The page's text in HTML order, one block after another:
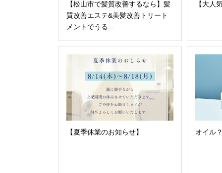
【松山市で髪質改善するなら】髪
質改善エステ&美髪改善トリート
メントでうる...
【大人
【夏季休業のお知らせ】 オイル